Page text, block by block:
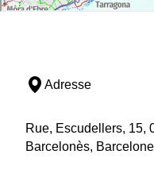
Adresse
Rue, Escudellers, 15,
Barcelonès, Barcelone